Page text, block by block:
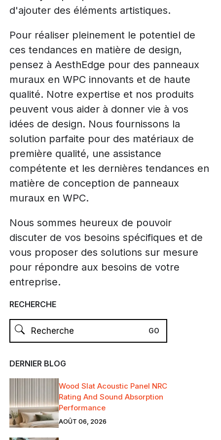
d'ajouter des éléments artistiques.
Pour réaliser pleinement le potentiel de
ces tendances en matière de design,
pensez à AesthEdge pour des panneaux
muraux en WPC innovants et de haute
qualité. Notre expertise et nos produits
peuvent vous aider à donner vie à vos
idées de design. Nous fournissons la
solution parfaite pour des matériaux de
première qualité, une assistance
compétente et les dernières tendances en
matière de conception de panneaux
muraux en WPC.
Nous sommes heureux de pouvoir
discuter de vos besoins spécifiques et de
vous proposer des solutions sur mesure
pour répondre aux besoins de votre
entreprise.
RECHERCHE
DERNIER BLOG
Wood Slat Acoustic Panel NRC
Rating And Sound Absorption
Performance
AOÛT 06, 2026